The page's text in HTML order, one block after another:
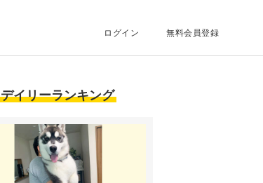
ログイン 無料会員登録
デイリーランキング